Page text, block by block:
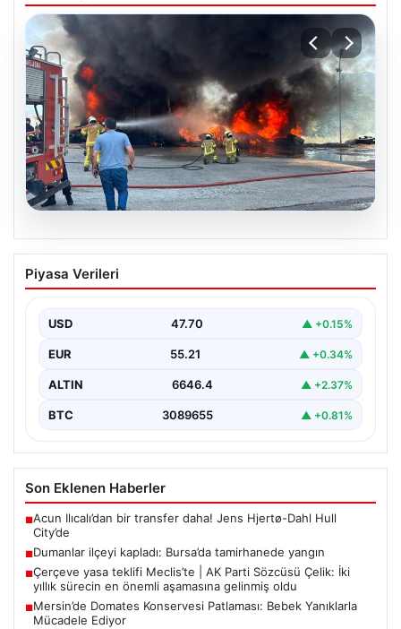
06.08.2026
Dumanlar ilçeyi kapladı: Bursa’da
tamirhanede yangın
Piyasa Verileri
USD 47.70 ▲ +0.15%
EUR 55.21 ▲ +0.34%
ALTIN 6646.4 ▲ +2.37%
BTC 3089655 ▲ +0.81%
Son Eklenen Haberler
■Acun Ilıcalı’dan bir transfer daha! Jens Hjertø-Dahl Hull
City’de
■Dumanlar ilçeyi kapladı: Bursa’da tamirhanede yangın
■Çerçeve yasa teklifi Meclis’te | AK Parti Sözcüsü Çelik: İki
yıllık sürecin en önemli aşamasına gelinmiş oldu
■Mersin’de Domates Konservesi Patlaması: Bebek Yanıklarla
Mücadele Ediyor